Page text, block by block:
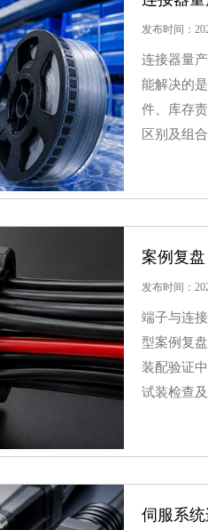
发布时间：
连接器量
能解决的
件、库存
区别及组
案例复
发布时间：
端子与连
型案例复
装配验证
试装检查
伺服系